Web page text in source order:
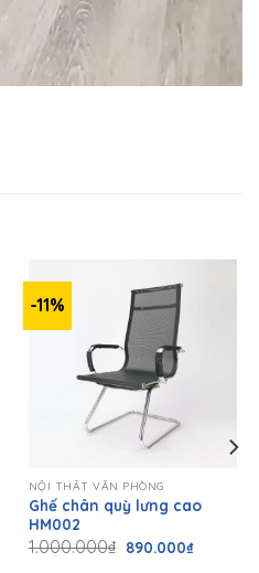
-11%
NỘI THẤT VĂN PHÒNG
Ghế chân quỳ lưng cao
HM002
1.000.000₫ Giá
gốc
890.000₫Giá
hiện